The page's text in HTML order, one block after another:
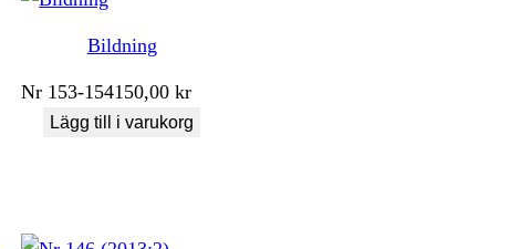
Bildning
Nr 153-154150,00kr
Lägg till i varukorg